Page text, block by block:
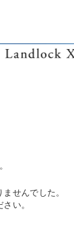
せんでした。
い。